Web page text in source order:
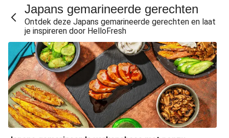
Miso-aubergine uit de oven met spiegelei en rijst
Snelle miso-udon met portobello en een gekookt ei
Miso-aubergine uit de oven met rijst
Miso-ramen met peultjes en een gekookt ei
Japans gemarineerde gerechten
Ontdek deze Japans gemarineerde gerechten en laat
je inspireren door HelloFresh